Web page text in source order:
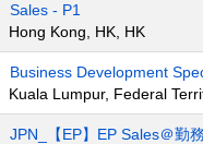
Sales - P1
Hong Kong, HK, HK
Business Development
Kuala Lumpur, Federal
JPN_【EP】EP Sales＠勤